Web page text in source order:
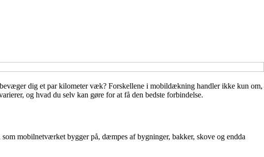
dig et par kilometer væk? Forskellene i mobildækning handler ikke kun om,
og hvad du selv kan gøre for at få den bedste forbindelse.
mobilnetværket bygger på, dæmpes af bygninger, bakker, skove og endda